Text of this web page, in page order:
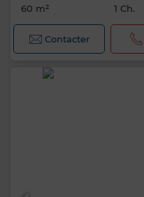
60 m² 1 Ch.
Contacter